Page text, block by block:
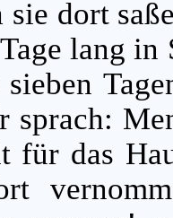
sie dort
lang
sprach:
für das